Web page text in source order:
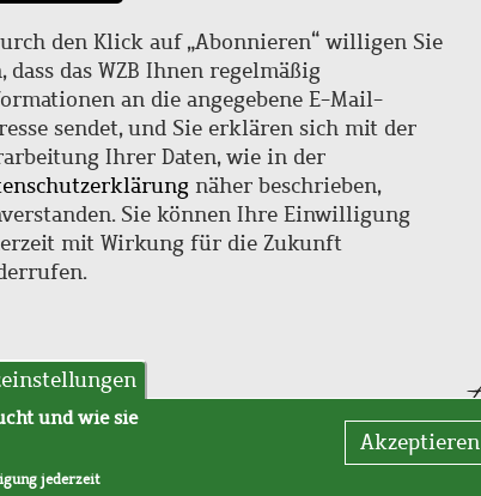
den Klick auf „Abonnieren“ willigen Sie
dass das WZB Ihnen regelmäßig
an die angegebene E-Mail-
sendet, und Sie erklären sich mit der
Ihrer Daten, wie in der
näher beschrieben,
Sie können Ihre Einwilligung
mit Wirkung für die Zukunft
und wie sie
jederzeit
Akzeptieren